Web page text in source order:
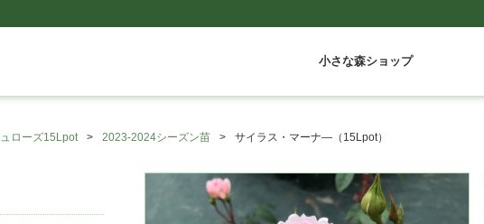
小さな森ショップ
ローズ15Lpot 2023-2024シーズン苗 サイラス・マーナ―（15Lpot）